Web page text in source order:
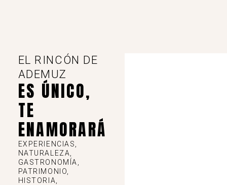
EL RINCÓN DE
ADEMUZ
ES ÚNICO,
TE
ENAMORARÁ
EXPERIENCIAS,
NATURALEZA,
GASTRONOMÍA,
PATRIMONIO,
HISTORIA,